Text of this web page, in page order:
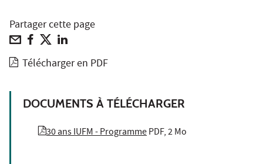
Partager cette page
Télécharger en PDF
DOCUMENTS À TÉLÉCHARGER
30 ans IUFM - ProgrammePDF, 2 Mo